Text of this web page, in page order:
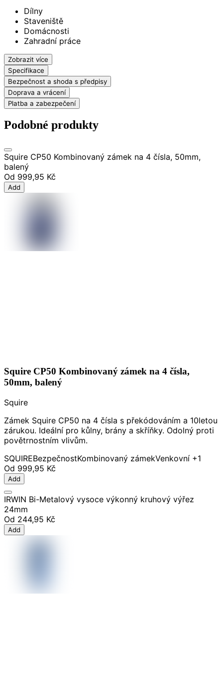
Dílny
Staveniště
Domácnosti
Zahradní práce
Zobrazit více
Specifikace
Bezpečnost a shoda s předpisy
Doprava a vrácení
Platba a zabezpečení
Podobné produkty
Squire CP50 Kombinovaný zámek na 4 čísla, 50mm,
balený
Od 999,95 Kč
Add
Squire CP50 Kombinovaný zámek na 4 čísla,
50mm, balený
Squire
Zámek Squire CP50 na 4 čísla s překódováním a 10letou
zárukou. Ideální pro kůlny, brány a skříňky. Odolný proti
povětrnostním vlivům.
SQUIREBezpečnostKombinovaný zámekVenkovní +1
Od 999,95 Kč
Add
IRWIN Bi-Metalový vysoce výkonný kruhový výřez
24mm
Od 244,95 Kč
Add